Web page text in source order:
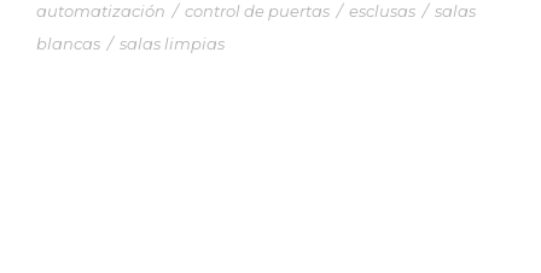
automatización / control de puertas / esclusas / salas
blancas / salas limpias